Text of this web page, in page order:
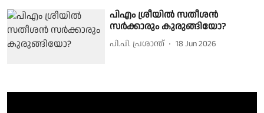
പിഎം ശ്രീയില്‍ സതീശന്‍
സര്‍ക്കാരും കുരുങ്ങിയോ?
പി.പി. പ്രശാന്ത് 18 Jun 2026